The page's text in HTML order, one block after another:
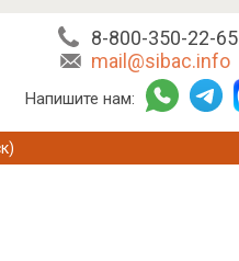
8-800-350-22-65
mail@sibac.info
Напишите нам: